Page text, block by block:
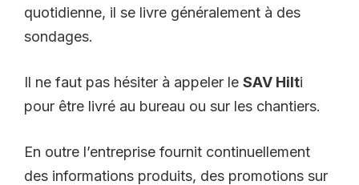
quotidienne, il se livre généralement à des
sondages.
Il ne faut pas hésiter à appeler le SAV Hilti
pour être livré au bureau ou sur les chantiers.
En outre l’entreprise fournit continuellement
des informations produits, des promotions sur